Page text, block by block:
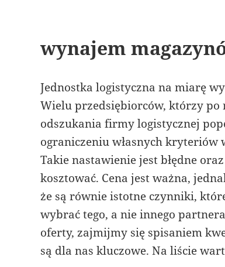
wynajem
Jednostka logistyczna na miarę
Wielu przedsiębiorców, którzy
odszukania firmy logistycznej
ograniczeniu własnych kryteriów
Takie nastawienie jest błędne
kosztować. Cena jest ważna,
że są równie istotne czynniki,
wybrać tego, a nie innego
oferty, zajmijmy się spisaniem
są dla nas kluczowe. Na liście